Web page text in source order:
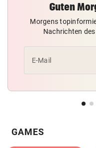
Guten
Morgens
Nachrichten
E-Mail
GAMES